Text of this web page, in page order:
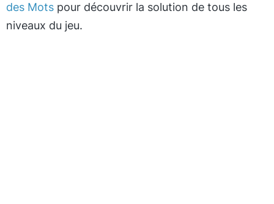
des Mots pour découvrir la solution de tous les
niveaux du jeu.